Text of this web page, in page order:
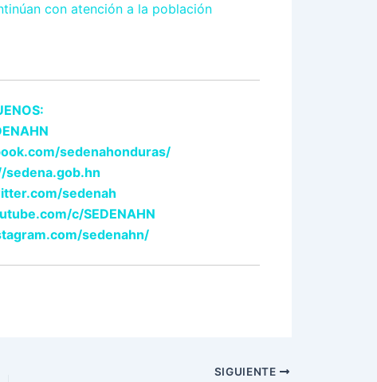
con atención a la población
sedenahonduras/
sedena.gob.hn
sedenah
c/SEDENAHN
sedenahn/
SIGUIENTE